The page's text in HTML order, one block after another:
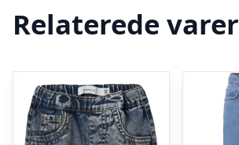
Relaterede varer